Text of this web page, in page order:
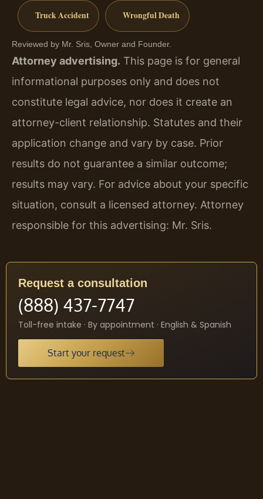
Truck Accident Wrongful Death
Reviewed by Mr. Sris, Owner and Founder.
Attorney advertising. This page is for general
informational purposes only and does not
constitute legal advice, nor does it create an
attorney-client relationship. Statutes and their
application change and vary by case. Prior
results do not guarantee a similar outcome;
results may vary. For advice about your specific
situation, consult a licensed attorney. Attorney
responsible for this advertising: Mr. Sris.
Request a consultation
(888) 437-7747
Toll-free intake · By appointment · English & Spanish
Start your request